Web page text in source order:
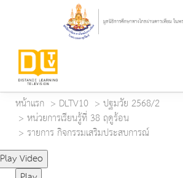
หน้าแรก DLTV10
ปฐมวัย 2568/2
หน่วยการเรียนรู้ที่ 38 ฤดูร้อน
รายการ กิจกรรมเสริมประสบการณ์
Play Video